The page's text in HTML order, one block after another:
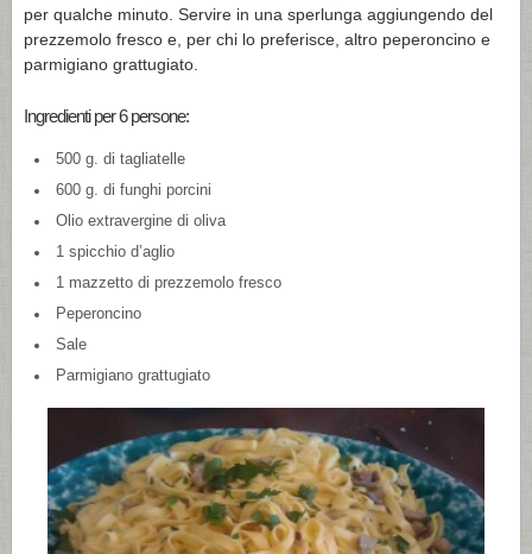
per qualche minuto. Servire in una sperlunga aggiungendo del
prezzemolo fresco e, per chi lo preferisce, altro peperoncino e
parmigiano grattugiato.
Ingredienti per 6 persone:
500 g. di tagliatelle
600 g. di funghi porcini
Olio extravergine di oliva
1 spicchio d’aglio
1 mazzetto di prezzemolo fresco
Peperoncino
Sale
Parmigiano grattugiato